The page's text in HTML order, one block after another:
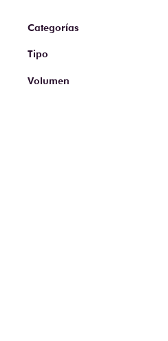
Tipo
Volumen